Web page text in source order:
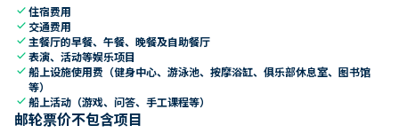
check住宿费用
check 交通费用
check 主餐厅的早餐、午餐、晚餐及自助餐厅
check表演、活动等娱乐项目
check船上设施使用费（健身中心、游泳池、按摩浴缸、俱乐部休息室、图书馆
等）
check船上活动（游戏、问答、手工课程等）
邮轮票价不包含项目